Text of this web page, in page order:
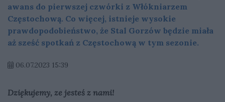
awans do pierwszej czwórki z Włókniarzem
Częstochową. Co więcej, istnieje wysokie
prawdopodobieństwo, że Stal Gorzów będzie miała
aż sześć spotkań z Częstochową w tym sezonie.
06.07.2023 15:39
Dziękujemy, ze jesteś z nami!